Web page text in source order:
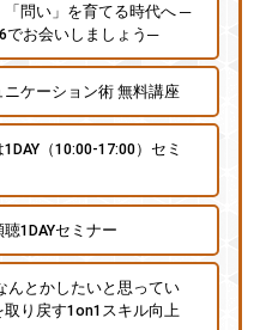
「問い」を育てる時代へ ─
でお会いしましょう─
ケーション術 無料講座
（10:00-17:00）セミ
1DAYセミナー
んとかしたいと思ってい
り戻す1on1スキル向上